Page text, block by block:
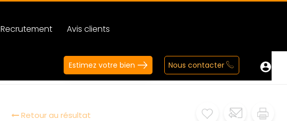
Recrutement Avis clients
Estimez votre bien Nous contacter
Retour au résultat